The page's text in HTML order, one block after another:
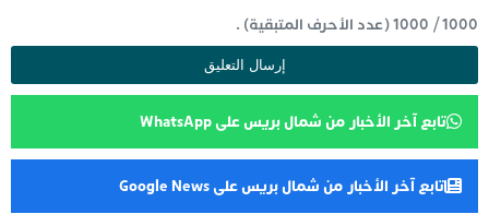
1000
/
1000(عدد الأحرف المتبقية) .
تابع آخر الأخبار من شمال بريس على WhatsApp
تابع آخر الأخبار من شمال بريس على Google News